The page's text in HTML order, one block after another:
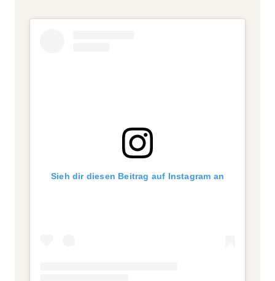
Sieh dir diesen Beitrag auf Instagram an